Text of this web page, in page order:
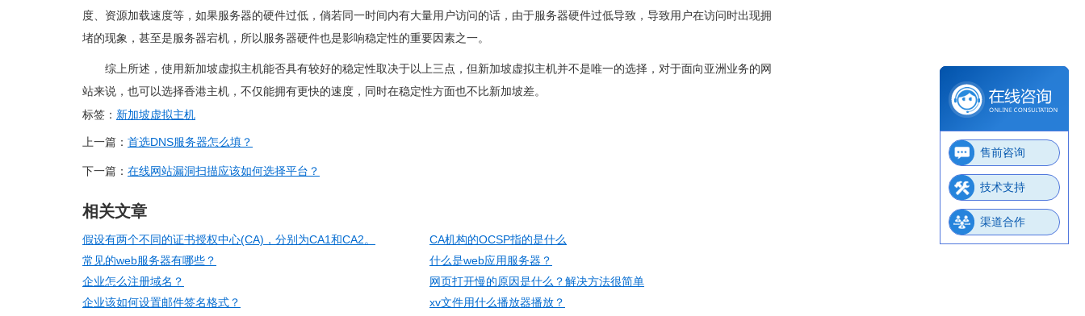
售前咨询
技术支持
渠道合作
度、资源加载速度等，如果服务器的硬件过低，倘若同一时间内有大量用户访问的话，由于服务器硬件过低导致，导致用户在访问时出现拥
堵的现象，甚至是服务器宕机，所以服务器硬件也是影响稳定性的重要因素之一。
综上所述，使用新加坡虚拟主机能否具有较好的稳定性取决于以上三点，但新加坡虚拟主机并不是唯一的选择，对于面向亚洲业务的网
站来说，也可以选择香港主机，不仅能拥有更快的速度，同时在稳定性方面也不比新加坡差。
标签： 新加坡虚拟主机
上一篇： 首选DNS服务器怎么填？
下一篇： 在线网站漏洞扫描应该如何选择平台？
相关文章
假设有两个不同的证书授权中心(CA)，分别为CA1和CA2。
CA机构的OCSP指的是什么
常见的web服务器有哪些？
什么是web应用服务器？
企业怎么注册域名？
网页打开慢的原因是什么？解决方法很简单
企业该如何设置邮件签名格式？
xv文件用什么播放器播放？